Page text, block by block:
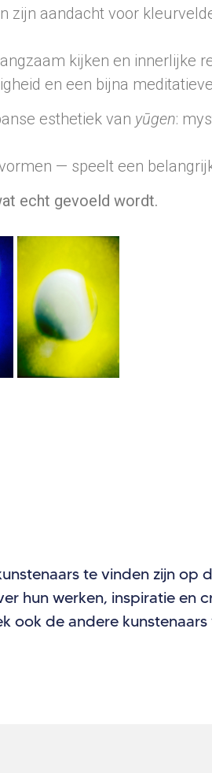
zijn aandacht voor
kijken en innerlijke
en een bijna
esthetiek van yūgen:
— speelt een
echt gevoeld wordt.
te vinden zijn op
hun werken, inspiratie en
ook de andere